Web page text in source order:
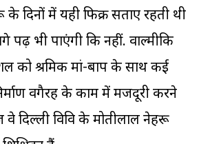
दिनों में यही फिक्र सताए रहती थी
भी पाएंगी कि नहीं. वाल्मीकि
को श्रमिक मां-बाप के साथ कई
वगैरह के काम में मजदूरी करने
दिल्ली विवि के मोतीलाल नेहरू